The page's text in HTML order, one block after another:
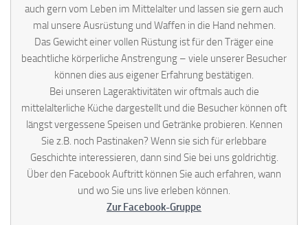
auch gern vom Leben im Mittelalter und lassen sie gern auch
mal unsere Ausrüstung und Waffen in die Hand nehmen.
Das Gewicht einer vollen Rüstung ist für den Träger eine
beachtliche körperliche Anstrengung – viele unserer Besucher
können dies aus eigener Erfahrung bestätigen.
Bei unseren Lageraktivitäten wir oftmals auch die
mittelalterliche Küche dargestellt und die Besucher können oft
längst vergessene Speisen und Getränke probieren. Kennen
Sie z.B. noch Pastinaken? Wenn sie sich für erlebbare
Geschichte interessieren, dann sind Sie bei uns goldrichtig.
Über den Facebook Auftritt können Sie auch erfahren, wann
und wo Sie uns live erleben können.
Zur Facebook-Gruppe